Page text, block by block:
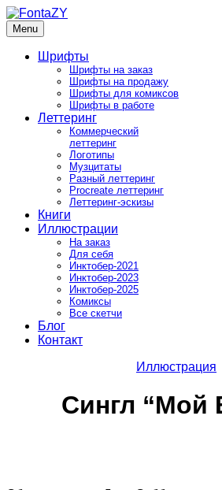
Skip
to
content
FontaZY
Fonts and pictures by Zakhar Yaschin
Menu
Шрифты
Шрифты на заказ
Шрифты на продажу
Шрифты для комиксов
Шрифты в работе
Леттеринг
Коммерческий
леттеринг
Логотипы
Музцитаты
Разный леттеринг
Procreate леттеринг
Леттеринг-эскизы
Книги
Иллюстрации
На заказ
Для себя
Инктобер-2021
Инктобер-2023
Инктобер-2025
Комиксы
Все скетчи
Блог
Контакт
Иллюстрация
Сингл “Мой